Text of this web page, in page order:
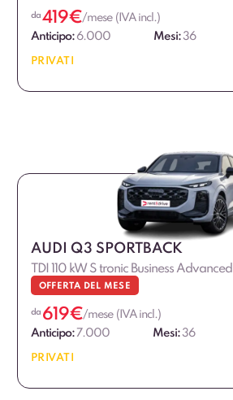
da 419€/mese (IVA incl.)
Anticipo: 6.000 Mesi:36
PRIVATI
AUDI Q3 SPORTBACK
TDI 110 kW S tronic Business Advanced
OFFERTA DEL MESE
da 619€/mese (IVA incl.)
Anticipo: 7.000 Mesi:36
PRIVATI